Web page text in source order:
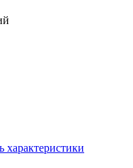
характеристики